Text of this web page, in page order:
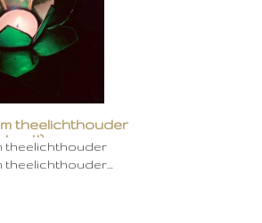
theelichthouder
4)
theelichthouder